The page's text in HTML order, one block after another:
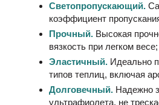
Светопропускающий.
коэффициент
Прочный. Высокая
вязкость при легком весе;
Эластичный. Идеально
типов теплиц, включая
Долговечный. Надежно
ультрафиолета, не